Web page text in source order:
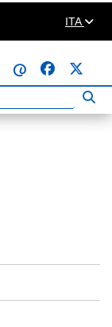
ITA
@